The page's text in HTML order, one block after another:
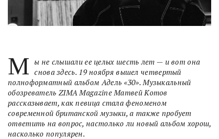
М ы не слышали ее целых шесть лет — и вот она
снова здесь. 19 ноября вышел четвертый
полноформатный альбом Адель «30». Музыкальный
обозреватель ZIMA Magazine Матвей Котов
рассказывает, как певица стала феноменом
современной британской музыки, а также пробует
ответить на вопрос, настолько ли новый альбом хорош,
насколько популярен.